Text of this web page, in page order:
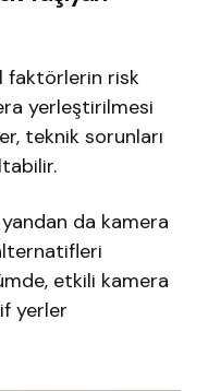
faktörlerin risk
yerleştirilmesi
teknik sorunları
da kamera
etkili kamera
yerler